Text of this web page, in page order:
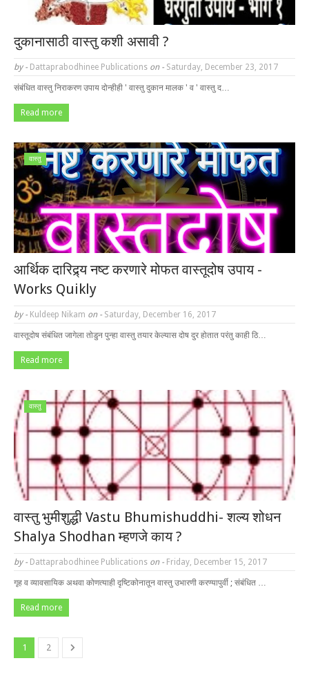
दुकानासाठी वास्तु कशी असावी ?
by - Dattaprabodhinee Publications on - Saturday, December 23, 2017
संबंधित वास्तु निराकरण उपाय दोन्हीही ' वास्तु दुकान मालक ' व ' वास्तु द…
Read more
वास्तु
आर्थिक दारिद्र्य नष्ट करणारे मोफत वास्तूदोष उपाय -
Works Quikly
by - Kuldeep Nikam on - Saturday, December 16, 2017
वास्तूदोष संबंधित जागेला तोडुन पुन्हा वास्तु तयार केल्यास दोष दुर होतात परंतु काही ठि…
Read more
वास्तु
वास्तु भुमीशुद्धी Vastu Bhumishuddhi- शल्य शोधन
Shalya Shodhan म्हणजे काय ?
by - Dattaprabodhinee Publications on - Friday, December 15, 2017
गृह व व्यावसायिक अथवा कोणत्याही दृष्टिकोनातून वास्तु उभारणी करण्यापुर्वी ; संबंधित …
Read more
1 2